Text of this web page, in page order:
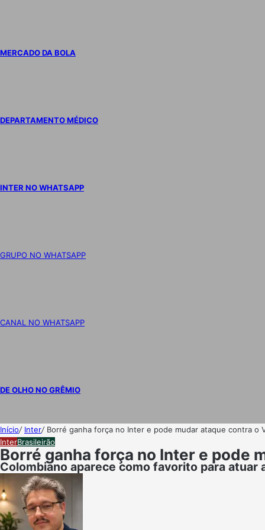
MERCADO DA BOLA
DEPARTAMENTO MÉDICO
INTER NO WHATSAPP
GRUPO NO WHATSAPP
CANAL NO WHATSAPP
DE OLHO NO GRÊMIO
Início/ Inter/ Borré ganha força no Inter e pode mudar ataque contra o
InterBrasileirão
Borré ganha força no Inter e pode
Colombiano aparece como favorito para